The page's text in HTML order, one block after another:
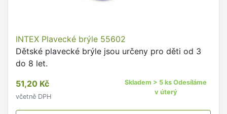
INTEX Plavecké brýle 55602
Dětské plavecké brýle jsou určeny pro děti od 3
do 8 let.
51,20 Kč
včetně DPH
Skladem > 5 ks Odesíláme
v úterý